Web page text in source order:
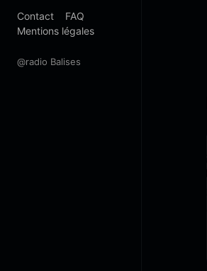
Contact
FAQ
Mentions légales
@radio Balises